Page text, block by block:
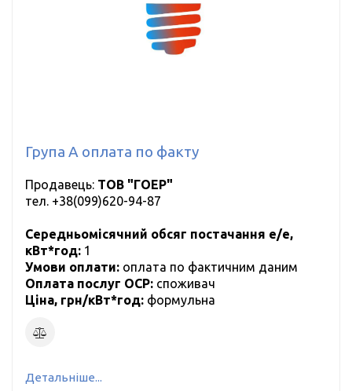
Група А оплата по факту
Продавець: ТОВ "ГОЕР"
тел. +38(099)620-94-87
Середньомісячний обсяг постачання е/е,
кВт*год: 1
Умови оплати: оплата по фактичним даним
Оплата послуг ОСР: cпоживач
Ціна, грн/кВт*год: формульна
Детальніше...